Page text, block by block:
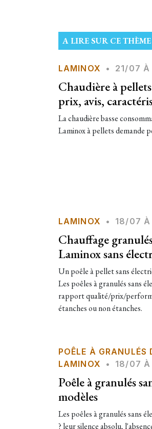
A LIRE SUR CE THÈME
LAMINOX • 21/07
Chaudière à
prix, avis,
La chaudière basse
Laminox à pellets demande
LAMINOX • 18/07
Chauffage
Laminox sans
Un poêle à pellet sans
Les poêles à granulés sans
rapport qualité/prix/
étanches ou non étanches.
POÊLE À GRANULÉS
LAMINOX
• 18/07
Poêle à granulés
modèles
Les poêles à granulés sans
? leur silence absolu,